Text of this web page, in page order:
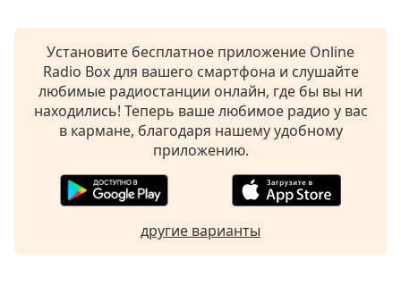
Subtitles
subtitles
settings,
opens
subtitles
settings
subtitles
Audio
Установите бесплатное приложение Online
Radio Box для вашего смартфона и слушайте
любимые радиостанции онлайн, где бы вы ни
находились! Теперь ваше любимое радио у вас
в кармане, благодаря нашему удобному
приложению.
другие варианты